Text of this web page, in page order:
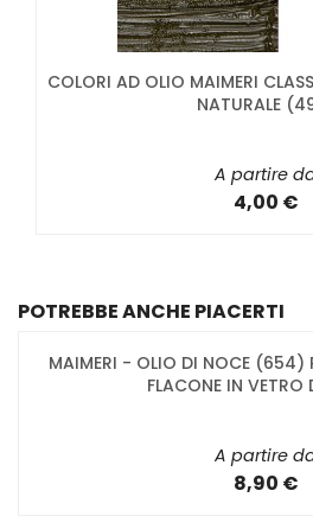
COLORI AD OLIO MAIMERI
NATURALE
A partire
4,00 €
POTREBBE ANCHE PIACERTI
MAIMERI - OLIO DI NOCE (654)
FLACONE IN VETRO
A partire
8,90 €